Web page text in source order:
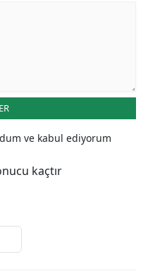
ve kabul ediyorum
kaçtır